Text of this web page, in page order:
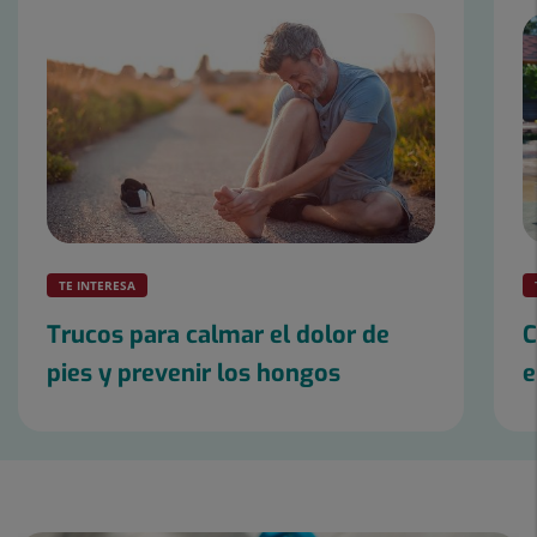
lliscants:
TE INTERESA
Trucos para calmar el dolor de
pies y prevenir los hongos